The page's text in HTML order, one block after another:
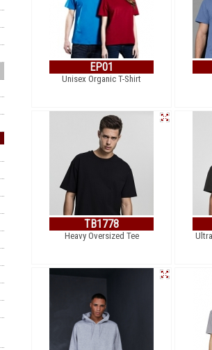
EP01
Unisex Organic T-Shirt
TB1778
Heavy Oversized Tee